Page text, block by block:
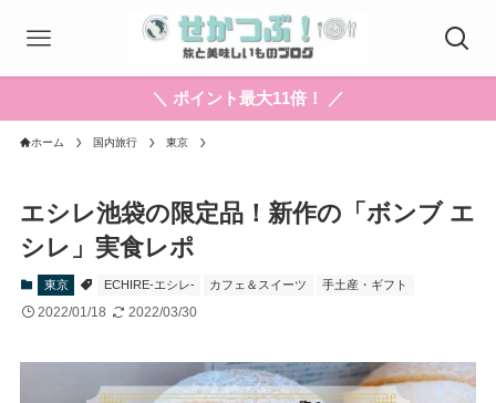
＼ ポイント最大11倍！ ／
ホーム 国内旅行 東京
エシレ池袋の限定品！新作の「ボンブ エ
シレ」実食レポ
東京 ECHIRE-エシレ- カフェ＆スイーツ 手土産・ギフト
2022/01/18 2022/03/30